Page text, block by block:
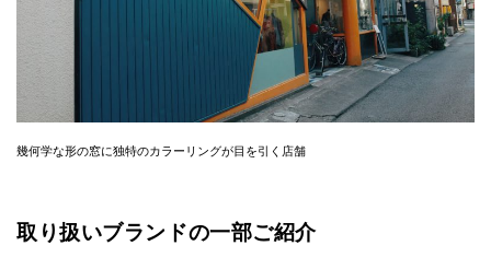
幾何学な形の窓に独特のカラーリングが目を引く店舗
取り扱いブランドの一部ご紹介